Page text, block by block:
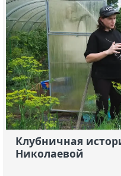
Клубничная
Николаевой